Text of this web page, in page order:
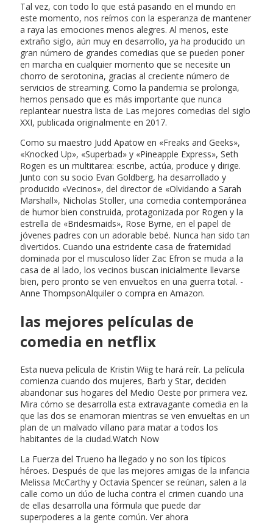
Tal vez, con todo lo que está pasando en el mundo en
este momento, nos reímos con la esperanza de mantener
a raya las emociones menos alegres. Al menos, este
extraño siglo, aún muy en desarrollo, ya ha producido un
gran número de grandes comedias que se pueden poner
en marcha en cualquier momento que se necesite un
chorro de serotonina, gracias al creciente número de
servicios de streaming. Como la pandemia se prolonga,
hemos pensado que es más importante que nunca
replantear nuestra lista de Las mejores comedias del siglo
XXI, publicada originalmente en 2017.
Como su maestro Judd Apatow en «Freaks and Geeks»,
«Knocked Up», «Superbad» y «Pineapple Express», Seth
Rogen es un multitarea: escribe, actúa, produce y dirige.
Junto con su socio Evan Goldberg, ha desarrollado y
producido «Vecinos», del director de «Olvidando a Sarah
Marshall», Nicholas Stoller, una comedia contemporánea
de humor bien construida, protagonizada por Rogen y la
estrella de «Bridesmaids», Rose Byrne, en el papel de
jóvenes padres con un adorable bebé. Nunca han sido tan
divertidos. Cuando una estridente casa de fraternidad
dominada por el musculoso líder Zac Efron se muda a la
casa de al lado, los vecinos buscan inicialmente llevarse
bien, pero pronto se ven envueltos en una guerra total. -
Anne ThompsonAlquiler o compra en Amazon.
las mejores películas de
comedia en netflix
Esta nueva película de Kristin Wiig te hará reír. La película
comienza cuando dos mujeres, Barb y Star, deciden
abandonar sus hogares del Medio Oeste por primera vez.
Mira cómo se desarrolla esta extravagante comedia en la
que las dos se enamoran mientras se ven envueltas en un
plan de un malvado villano para matar a todos los
habitantes de la ciudad.Watch Now
La Fuerza del Trueno ha llegado y no son los típicos
héroes. Después de que las mejores amigas de la infancia
Melissa McCarthy y Octavia Spencer se reúnan, salen a la
calle como un dúo de lucha contra el crimen cuando una
de ellas desarrolla una fórmula que puede dar
superpoderes a la gente común. Ver ahora